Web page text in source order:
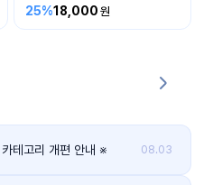
25%18,000
테고리 개편 안내 ※ 08.03